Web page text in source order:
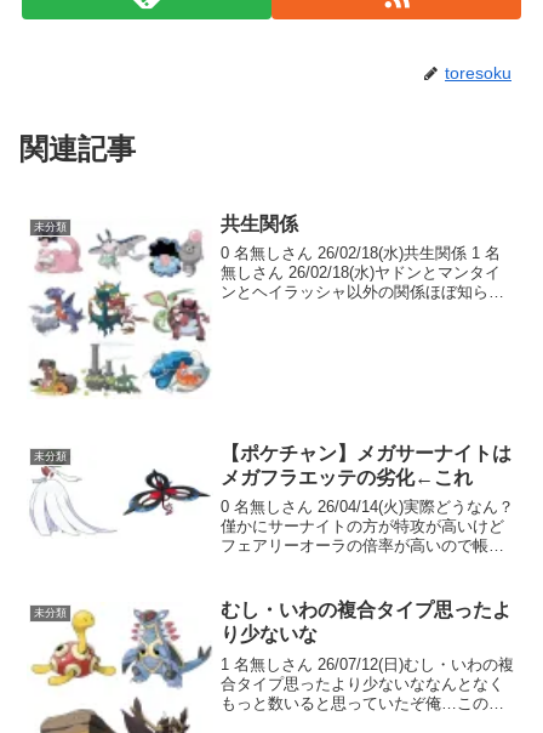
toresoku
関連記事
未分類 共生関係
0 名無しさん 26/02/18(水)共生関係 1 名
無しさん 26/02/18(水)ヤドンとマンタイ
ンとヘイラッシャ以外の関係ほぼ知らね
未分類
【ポケチャン】メガサーナイトは
メガフラエッテの劣化←これ
0 名無しさん 26/04/14(火)実際どうなん？
僅かにサーナイトの方が特攻が高いけど
フェアリーオーラの倍率が高いので帳消
BOT CG初心...
未分類
むし・いわの複合タイプ思ったよ
り少ないな
1 名無しさん 26/07/12(日)むし・いわの複
合タイプ思ったより少ないななんとなく
もっと数いると思っていたぞ俺…この組